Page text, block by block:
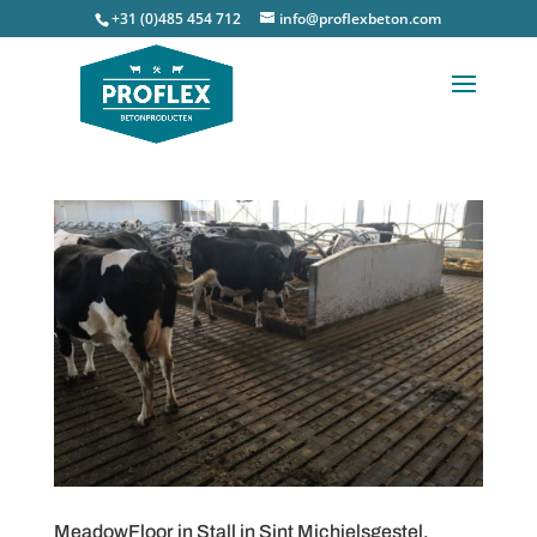
+31 (0)485 454 712 info@proflexbeton.com
MeadowFloor in Stall in Sint Michielsgestel.